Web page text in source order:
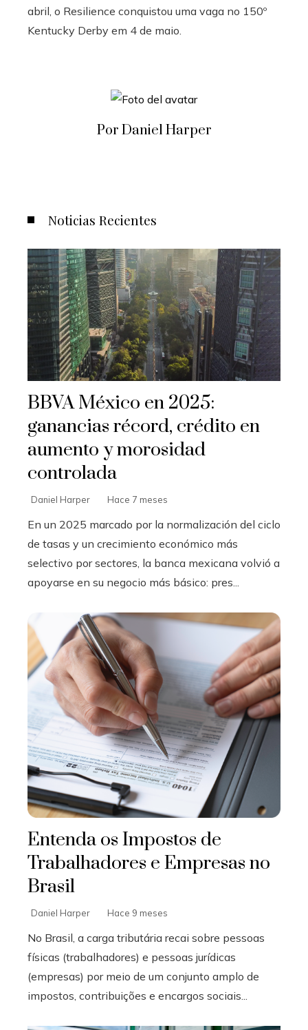
abril, o Resilience conquistou uma vaga no 150º
Kentucky Derby em 4 de maio.
Por Daniel Harper
Noticias Recientes
BBVA México en 2025:
ganancias récord, crédito en
aumento y morosidad
controlada
Daniel Harper Hace 7 meses
En un 2025 marcado por la normalización del ciclo
de tasas y un crecimiento económico más
selectivo por sectores, la banca mexicana volvió a
apoyarse en su negocio más básico: pres...
Entenda os Impostos de
Trabalhadores e Empresas no
Brasil
Daniel Harper Hace 9 meses
No Brasil, a carga tributária recai sobre pessoas
físicas (trabalhadores) e pessoas jurídicas
(empresas) por meio de um conjunto amplo de
impostos, contribuições e encargos sociais...